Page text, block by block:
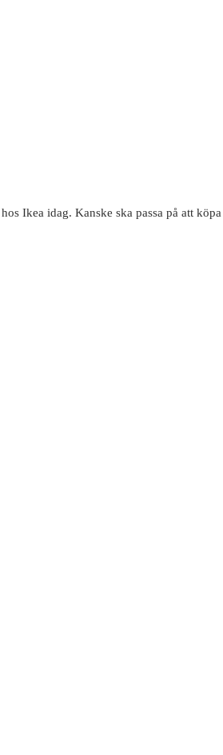
Ikea idag. Kanske ska passa på att